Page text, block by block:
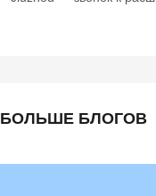
БОЛЬШЕ БЛОГОВ